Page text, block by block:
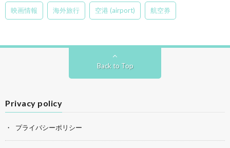
映画情報 海外旅行 空港 (airport) 航空券
Back to Top
Privacy policy
プライバシーポリシー